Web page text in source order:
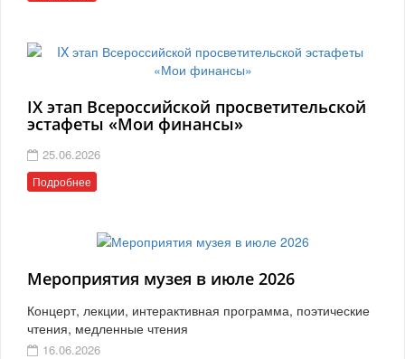
IX этап Всероссийской просветительской
эстафеты «Мои финансы»
25.06.2026
Подробнее
Мероприятия музея в июле 2026
Концерт, лекции, интерактивная программа, поэтические
чтения, медленные чтения
16.06.2026